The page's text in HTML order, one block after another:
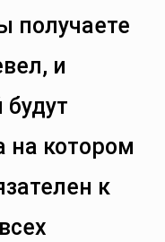
получаете
и
будут
на котором
к